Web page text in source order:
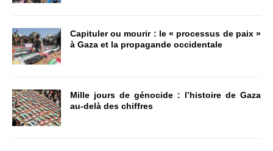
Capituler ou mourir : le « processus de paix »
à Gaza et la propagande occidentale
Mille jours de génocide : l’histoire de Gaza
au-delà des chiffres